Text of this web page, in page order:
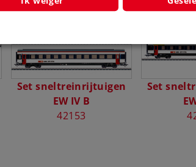
Set sneltreinrijtuigen
EW IV B
42153
Set